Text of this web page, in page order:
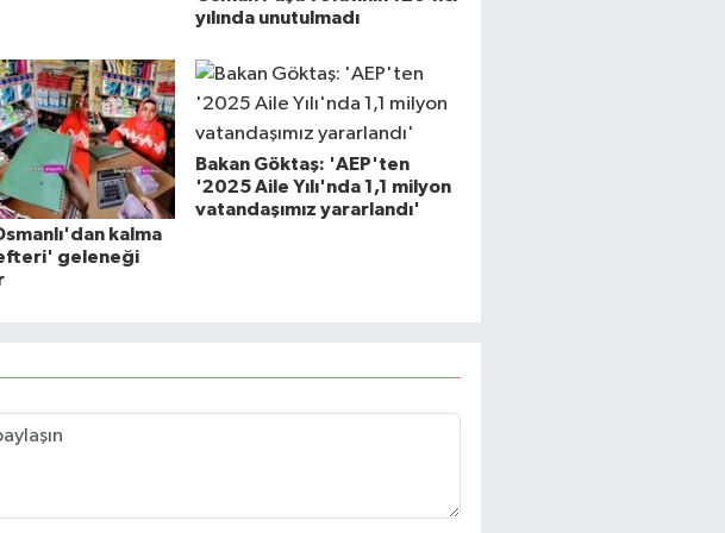
yılında unutulmadı
kalma
geleneği
Bakan Göktaş: 'AEP'ten
'2025 Aile Yılı'nda 1,1 milyon
vatandaşımız yararlandı'